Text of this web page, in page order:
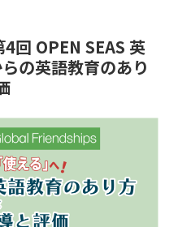
回 OPEN SEAS 英
の英語教育のあり